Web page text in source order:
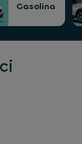
Gasolina